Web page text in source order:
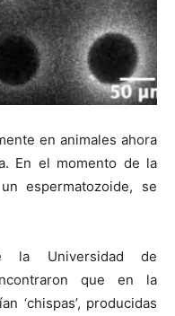
en animales ahora
En el momento de la
espermatozoide, se
la Universidad de
que en la
‘chispas’, producidas